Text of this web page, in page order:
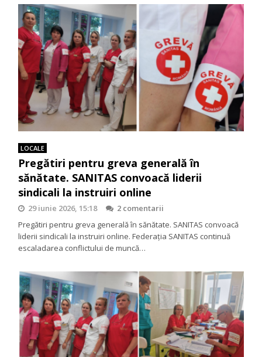
LOCALE
Pregătiri pentru greva generală în
sănătate. SANITAS convoacă liderii
sindicali la instruiri online
29 iunie 2026, 15:18
2 comentarii
Pregătiri pentru greva generală în sănătate. SANITAS convoacă
liderii sindicali la instruiri online. Federația SANITAS continuă
escaladarea conflictului de muncă…